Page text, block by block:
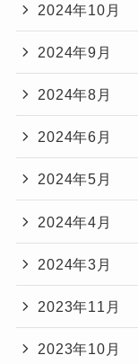
2024年10月
2024年9月
2024年8月
2024年6月
2024年5月
2024年4月
2024年3月
2023年11月
2023年10月